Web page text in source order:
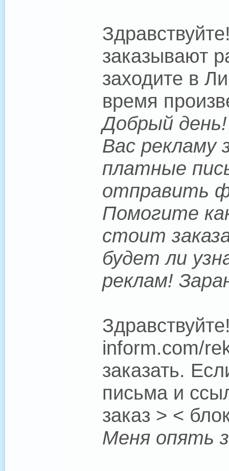
заказывают
заходите в
время
Добрый
Вас рекламу
платные
отправить
Помогите
стоит
будет ли
реклам!
inform.com/
заказать.
письма и
заказ > <
Меня опять